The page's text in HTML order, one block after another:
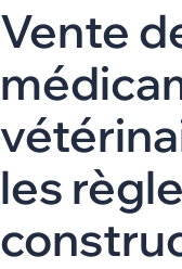
Vente
les